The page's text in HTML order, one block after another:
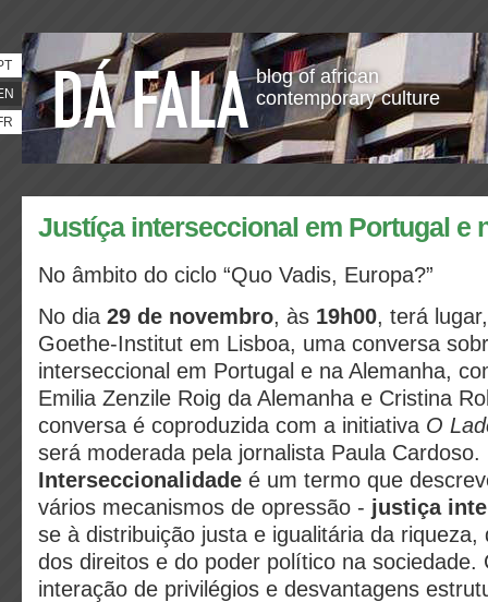
blog of african
contemporary culture
Justíça interseccional em Portugal e
No âmbito do ciclo “Quo Vadis, Europa?”
No dia 29 de novembro, às 19h00, terá
Goethe-Institut em Lisboa, uma conversa
interseccional em Portugal e na Alemanha,
Emilia Zenzile Roig da Alemanha e Cristina
conversa é coproduzida com a initiativa O
será moderada pela jornalista Paula Cardoso.
Interseccionalidade é um termo que
vários mecanismos de opressão - justiça
se à distribuição justa e igualitária da riqueza,
dos direitos e do poder político na sociedade.
interação de privilégios e desvantagens